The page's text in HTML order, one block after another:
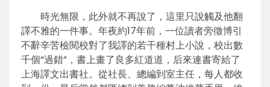
時光無限，此外就不再說了，這里只說觸及他翻
譯不雅的一件事。年夜約17年前，一位讀者旁徵博引
不辭辛苦檢閱校對了我譯的若干種村上小說，校出數
千個“過錯”，書上畫了良多紅道道，后來連書寄給了
上海譯文出書社。從社長、總編到室主任，每人都收